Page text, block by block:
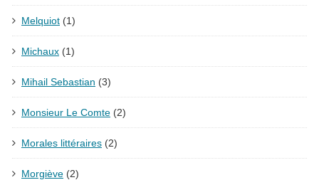
Melquiot (1)
Michaux (1)
Mihail Sebastian (3)
Monsieur Le Comte (2)
Morales littéraires (2)
Morgiève (2)